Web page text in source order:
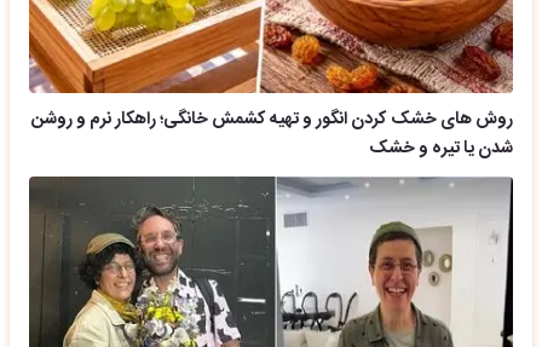
روش های خشک کردن انگور و تهیه کشمش خانگی؛ راهکار نرم و روشن
شدن یا تیره و خشک